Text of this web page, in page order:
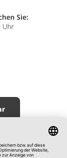
Sie:
Uhr